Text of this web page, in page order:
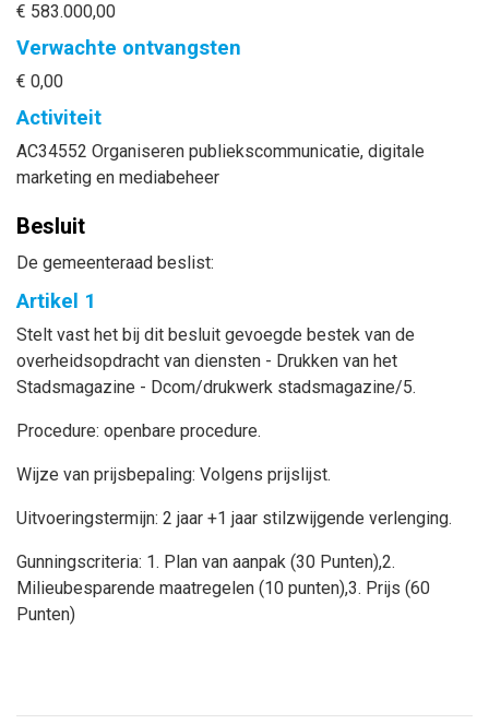
€ 583.000,00
Verwachte ontvangsten
€ 0,00
Activiteit
AC34552 Organiseren publiekscommunicatie, digitale
marketing en mediabeheer
Besluit
De gemeenteraad beslist:
Artikel 1
Stelt vast het bij dit besluit gevoegde bestek van de
overheidsopdracht van diensten - Drukken van het
Stadsmagazine - Dcom/drukwerk stadsmagazine/5.
Procedure: openbare procedure.
Wijze van prijsbepaling: Volgens prijslijst.
Uitvoeringstermijn: 2 jaar +1 jaar stilzwijgende verlenging.
Gunningscriteria: 1. Plan van aanpak (30 Punten),2.
Milieubesparende maatregelen (10 punten),3. Prijs (60
Punten)